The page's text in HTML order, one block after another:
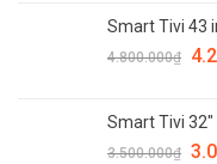
Smart Tivi 43
4.800.000₫
Smart Tivi 32"
3.500.000₫